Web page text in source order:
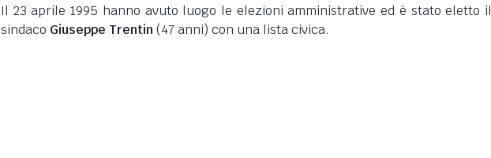
Il 23 aprile 1995 hanno avuto luogo le elezioni amministrative ed è stato eletto il
sindaco Giuseppe Trentin(47 anni) con una lista civica.